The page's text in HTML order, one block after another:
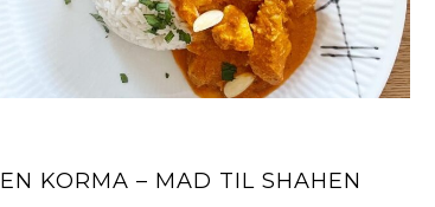
KORMA – MAD TIL SHAHEN